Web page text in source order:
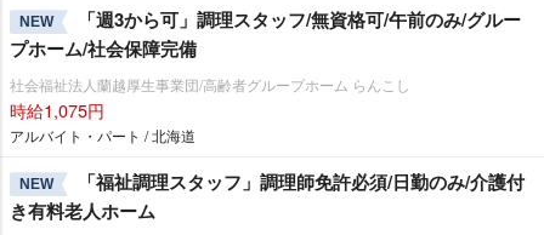
NEW
「週3から可」調理スタッフ/無資格可/午前のみ/グルー
プホーム/社会保障完備
社会福祉法人蘭越厚生事業団/高齢者グループホーム らんこし
時給1,075円
アルバイト・パート / 北海道
NEW
「福祉調理スタッフ」調理師免許必須/日勤のみ/介護付
き有料老人ホーム